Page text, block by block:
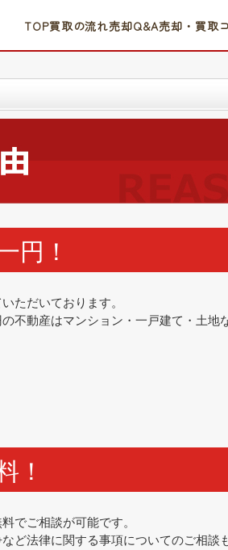
TOP買取の流れ売却Q&A売却・買取
円！
ただいております。
不動産はマンション・一戸建て・土地
！
でご相談が可能です。
ど法律に関する事項についてのご相談